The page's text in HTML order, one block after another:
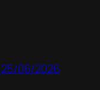
25/06/2026